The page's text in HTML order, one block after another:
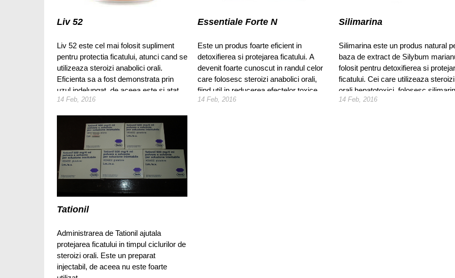
Liv 52
Liv 52 este cel mai folosit supliment
pentru protectia ficatului, atunci cand se
utilizeaza steroizi anabolici orali.
Eficienta sa a fost demonstrata prin
uzul indelungat, de aceea este si atat
de popular in randul culturistilor si
14 Feb, 2016
Essentiale Forte N
Este un produs foarte eficient in
detoxifierea si protejarea ficatului. A
devenit foarte cunoscut in randul celor
care folosesc steroizi anabolici orali,
fiind util in reducerea efectelor toxice
ale acestora asupra ficatului.
14 Feb, 2016
Silimarina
Silimarina este un produs natural
baza de extract de Silybum
folosit pentru detoxifierea si
ficatului. Cei care utilizeaza steroizi
orali hepatotoxici, folosesc
pentru mentinerea sanatatii
14 Feb, 2016
Tationil
Administrarea de Tationil ajutala
protejarea ficatului in timpul ciclurilor de
steroizi orali. Este un preparat
injectabil, de aceea nu este foarte